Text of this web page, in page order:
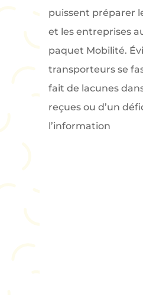
puissent préparer
et les entreprises
paquet Mobilité.
transporteurs se
fait de lacunes
reçues ou d’un
l’information